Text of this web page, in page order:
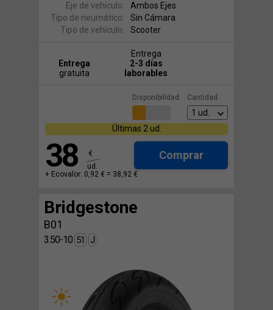
Eje de vehículo:
Ambos Ejes
Tipo de neumático:
Sin Cámara
Tipo de vehículo:
Scooter
Entrega
gratuita
Entrega
2-3 días
laborables
Disponibilidad: Cantidad:
Últimas 2 ud.
38
€
ud.
Comprar
+ Ecovalor: 0,92 € = 38,92 €
Bridgestone
B01
3.50-10 51 J